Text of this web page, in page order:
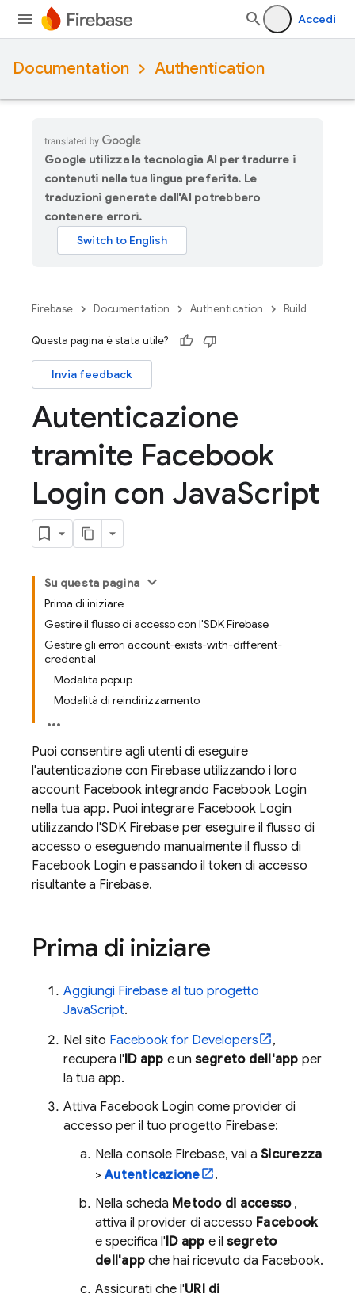
Accedi
Documentation Authentication
Google utilizza la tecnologia AI per tradurre i
contenuti nella tua lingua preferita. Le
traduzioni generate dall'AI potrebbero
contenere errori.
Firebase Documentation Authentication Build
Questa pagina è stata utile?
Invia feedback
Autenticazione
tramite Facebook
Login con JavaScript
Su questa pagina
Prima di iniziare
Gestire il flusso di accesso con l'SDK Firebase
Gestire gli errori account-exists-with-different-
credential
Modalità popup
Modalità di reindirizzamento
Puoi consentire agli utenti di eseguire
l'autenticazione con Firebase utilizzando i loro
account Facebook integrando Facebook Login
nella tua app. Puoi integrare Facebook Login
utilizzando l'SDK Firebase per eseguire il flusso di
accesso o eseguendo manualmente il flusso di
Facebook Login e passando il token di accesso
risultante a Firebase.
Prima di iniziare
Aggiungi Firebase al tuo progetto
JavaScript.
Nel sito Facebook for Developers
,
recupera l'ID app e un segreto dell'app per
la tua app.
Attiva Facebook Login come provider di
accesso per il tuo progetto Firebase:
Nella console Firebase, vai a Sicurezza
>Autenticazione
.
Nella scheda Metodo di accesso,
attiva il provider di accesso Facebook
e specifica l'ID app e il segreto
dell'app che hai ricevuto da Facebook.
Assicurati che l'URI di